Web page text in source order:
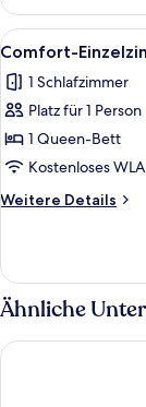
Alle
Fotos
für
Comfort-
Einzelzimmer,
1
Queen-
Bett
1
Comfort-
1 Schlafzimmer
Platz für 1 Person
1 Queen-Bett
Kostenloses
Weitere Details
Weitere
Einzelzimmer,
1
Queen-
Bett
Ähnliche
Hörners